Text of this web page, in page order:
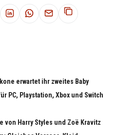
erwartet ihr zweites Baby
PC, Playstation, Xbox und Switch
von Harry Styles und Zoë Kravitz